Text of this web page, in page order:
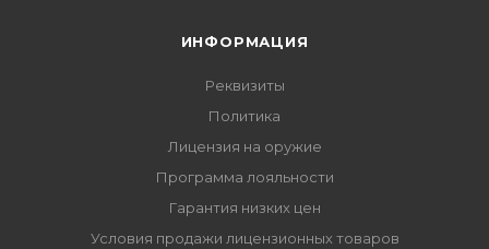
ИНФОРМАЦИЯ
Реквизиты
Политика
Лицензия на оружие
Программа лояльности
Гарантия низких цен
Условия продажи лицензионных товаров